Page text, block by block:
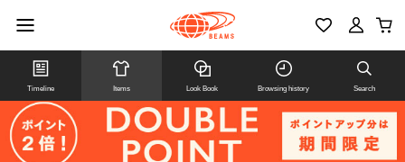
Timeline Items Look Book Browsing history Search